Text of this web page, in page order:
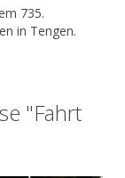
735.
in Tengen.
"Fahrt